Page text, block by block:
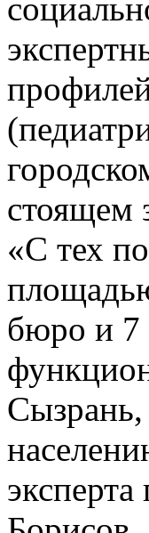
стоящем
«С тех
бюро и 7